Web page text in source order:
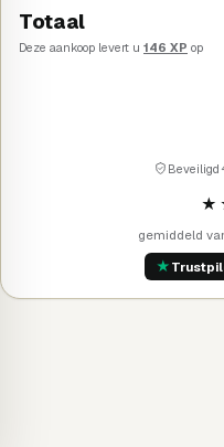
Totaal
Deze aankoop levert u 146 XP op
Beveiligd
gemiddeld
★